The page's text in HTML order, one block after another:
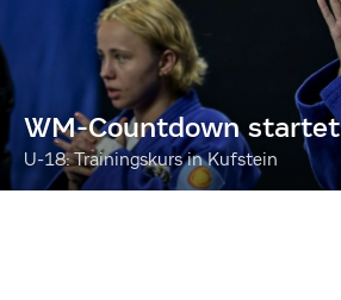
WM-Countdown startet
U-18: Trainingskurs in Kufstein